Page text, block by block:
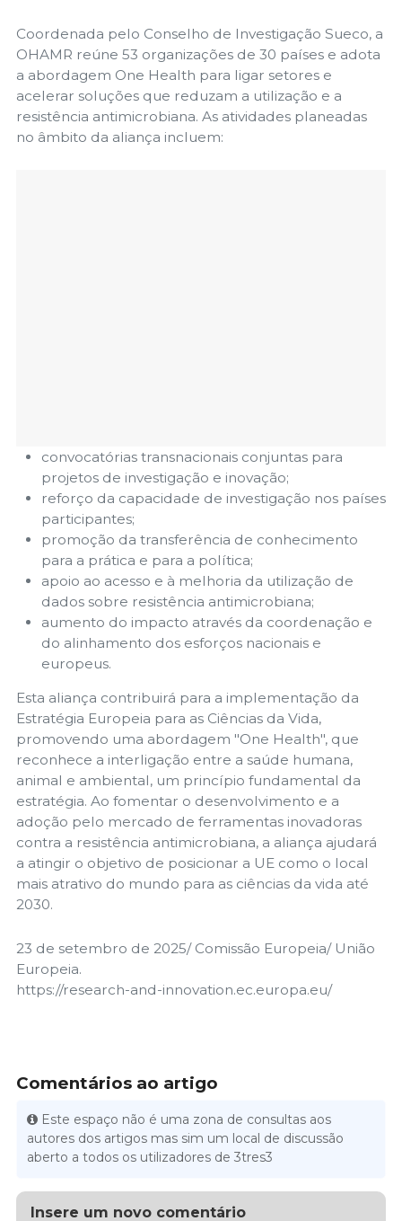
Coordenada pelo Conselho de Investigação Sueco, a
OHAMR reúne 53 organizações de 30 países e adota
a abordagem One Health para ligar setores e
acelerar soluções que reduzam a utilização e a
resistência antimicrobiana. As atividades planeadas
no âmbito da aliança incluem:
convocatórias transnacionais conjuntas para
projetos de investigação e inovação;
reforço da capacidade de investigação nos países
participantes;
promoção da transferência de conhecimento
para a prática e para a política;
apoio ao acesso e à melhoria da utilização de
dados sobre resistência antimicrobiana;
aumento do impacto através da coordenação e
do alinhamento dos esforços nacionais e
europeus.
Esta aliança contribuirá para a implementação da
Estratégia Europeia para as Ciências da Vida,
promovendo uma abordagem "One Health", que
reconhece a interligação entre a saúde humana,
animal e ambiental, um princípio fundamental da
estratégia. Ao fomentar o desenvolvimento e a
adoção pelo mercado de ferramentas inovadoras
contra a resistência antimicrobiana, a aliança ajudará
a atingir o objetivo de posicionar a UE como o local
mais atrativo do mundo para as ciências da vida até
2030.
23 de setembro de 2025/ Comissão Europeia/ União
Europeia.
https://research-and-innovation.ec.europa.eu/
Comentários ao artigo
Este espaço não é uma zona de consultas aos
autores dos artigos mas sim um local de discussão
aberto a todos os utilizadores de 3tres3
Insere um novo comentário